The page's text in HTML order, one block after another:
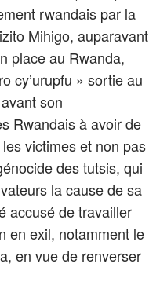
rwandais par la
Mihigo, auparavant
place au Rwanda,
cy’urupfu » sortie au
son
Rwandais à avoir de
victimes et non pas
des tutsis, qui
la cause de sa
accusé de travailler
en exil, notamment le
en vue de renverser